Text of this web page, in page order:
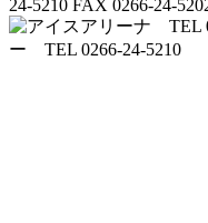
24-5210 FAX 0266-24-